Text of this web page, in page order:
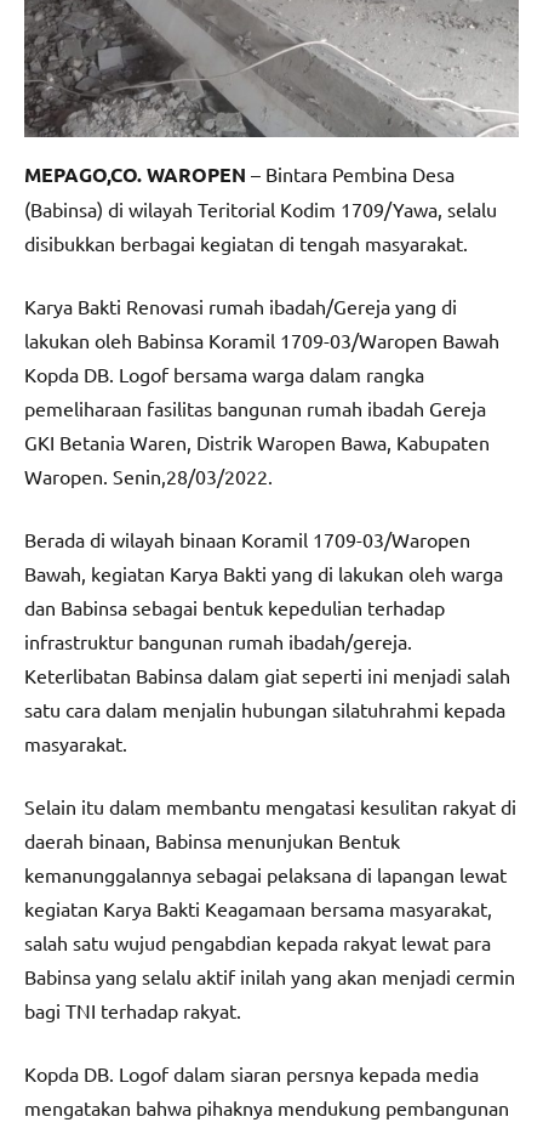
MEPAGO,CO. WAROPEN – Bintara Pembina Desa
(Babinsa) di wilayah Teritorial Kodim 1709/Yawa, selalu
disibukkan berbagai kegiatan di tengah masyarakat.
Karya Bakti Renovasi rumah ibadah/Gereja yang di
lakukan oleh Babinsa Koramil 1709-03/Waropen Bawah
Kopda DB. Logof bersama warga dalam rangka
pemeliharaan fasilitas bangunan rumah ibadah Gereja
GKI Betania Waren, Distrik Waropen Bawa, Kabupaten
Waropen. Senin,28/03/2022.
Berada di wilayah binaan Koramil 1709-03/Waropen
Bawah, kegiatan Karya Bakti yang di lakukan oleh warga
dan Babinsa sebagai bentuk kepedulian terhadap
infrastruktur bangunan rumah ibadah/gereja.
Keterlibatan Babinsa dalam giat seperti ini menjadi salah
satu cara dalam menjalin hubungan silatuhrahmi kepada
masyarakat.
Selain itu dalam membantu mengatasi kesulitan rakyat di
daerah binaan, Babinsa menunjukan Bentuk
kemanunggalannya sebagai pelaksana di lapangan lewat
kegiatan Karya Bakti Keagamaan bersama masyarakat,
salah satu wujud pengabdian kepada rakyat lewat para
Babinsa yang selalu aktif inilah yang akan menjadi cermin
bagi TNI terhadap rakyat.
Kopda DB. Logof dalam siaran persnya kepada media
mengatakan bahwa pihaknya mendukung pembangunan